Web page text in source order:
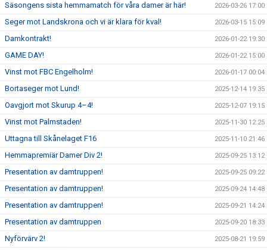
Säsongens sista hemmamatch för våra damer är här! 2026-03-26 17:00
Seger mot Landskrona och vi är klara för kval! 2026-03-15 15:09
Damkontrakt! 2026-01-22 19:30
GAME DAY! 2026-01-22 15:00
Vinst mot FBC Engelholm! 2026-01-17 00:04
Bortaseger mot Lund! 2025-12-14 19:35
Oavgjort mot Skurup 4–4! 2025-12-07 19:15
Vinst mot Palmstaden! 2025-11-30 12:25
Uttagna till Skånelaget F16 2025-11-10 21:46
Hemmapremiär Damer Div 2! 2025-09-25 13:12
Presentation av damtruppen! 2025-09-25 09:22
Presentation av damtruppen! 2025-09-24 14:48
Presentation av damtruppen! 2025-09-21 14:24
Presentation av damtruppen 2025-09-20 18:33
Nyförvärv 2! 2025-08-21 19:59